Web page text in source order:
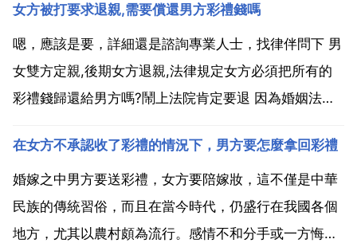
女方被打要求退親,需要償還男方彩禮錢嗎
嗯，應該是要，詳細還是諮詢專業人士，找律伴問下 男
女雙方定親,後期女方退親,法律規定女方必須把所有的
彩禮錢歸還給男方嗎?鬧上法院肯定要退 因為婚姻法解
歉，法律上並沒有這樣的規定。如果中間沒什麼糾紛的
話是要退的。男女雙方定親，抄 後期女方退親，襲法律
規...
在女方不承認收了彩禮的情況下，男方要怎麼拿回彩禮
婚嫁之中男方要送彩禮，女方要陪嫁妝，這不僅是中華
民族的傳統習俗，而且在當今時代，仍盛行在我國各個
地方，尤其以農村頗為流行。感情不和分手或一方悔